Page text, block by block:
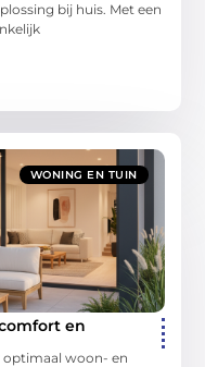
bij huis. Met een
WONING EN TUIN
en
optimaal woon- en